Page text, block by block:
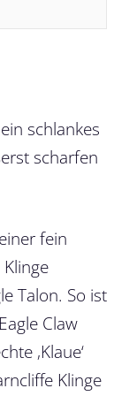
schlankes
scharfen
fein
Talon. So ist
Claw
‚Klaue‘
Klinge